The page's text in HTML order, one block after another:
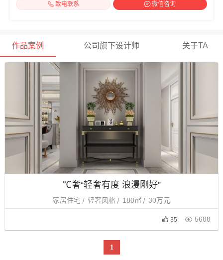
致电联系 微信咨询
作品案例 公司旗下设计师 关于TA
℃奢“轻奢有度 浪漫刚好”
家居住宅 轻奢风格 180㎡ 30万元
35  5688
1